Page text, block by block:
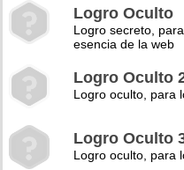
Logro Oculto
Logro secreto,
esencia de la web
Logro Oculto
Logro oculto, para
Logro Oculto
Logro oculto, para